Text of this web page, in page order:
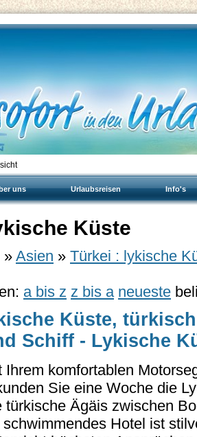
uns Urlaubsreisen Info's
Küste
» Asien » Türkei : lykische
a bis z z bis a neueste
Küste,
Schiff - Lykische
Ihrem komfortablen
Sie eine Woche die
türkische Ägäis zwischen
schwimmendes Hotel ist